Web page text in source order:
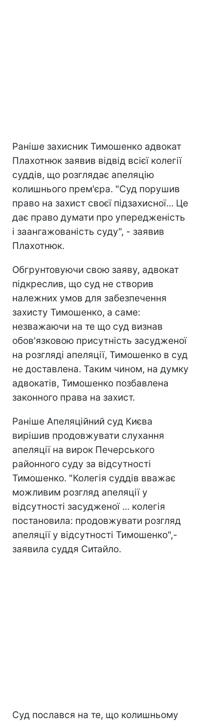
Раніше захисник Тимошенко адвокат
Плахотнюк заявив відвід всієї колегії
суддів, що розглядає апеляцію
колишнього прем'єра. "Суд порушив
право на захист своєї підзахисної... Це
дає право думати про упередженість
і заангажованість суду", - заявив
Плахотнюк.
Обгрунтовуючи свою заяву, адвокат
підкреслив, що суд не створив
належних умов для забезпечення
захисту Тимошенко, а саме:
незважаючи на те що суд визнав
обов'язковою присутність засудженої
на розгляді апеляції, Тимошенко в суд
не доставлена. Таким чином, на думку
адвокатів, Тимошенко позбавлена ​​
законного права на захист.
Раніше Апеляційний суд Києва
вирішив продовжувати слухання
апеляції на вирок Печерського
районного суду за відсутності
Тимошенко. "Колегія суддів вважає
можливим розгляд апеляції у
відсутності засудженої ... колегія
постановила: продовжувати розгляд
апеляції у відсутності Тимошенко",-
заявила суддя Ситайло.
Суд послався на те, що колишньому